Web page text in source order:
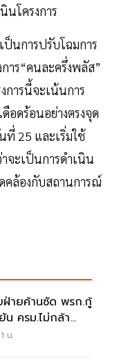
นโครงการ
ป็นการปรับโฉมการ
าร“คนละครึ่งพลัส”
การนี้จะเน้นการ
อดร้อนอย่างตรงจุด
ที่ 25 และเริ่มใช้
จะเป็นการดำเนิน
คล้องกับสถานการณ์
ายค้านซัด พรก.กู้
น ครม.ไม่กล้า
น.